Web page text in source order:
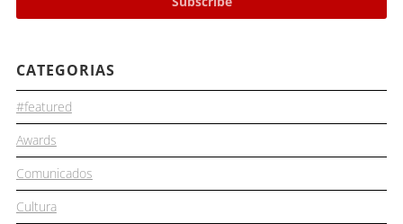
CATEGORIAS
#featured
Awards
Comunicados
Cultura